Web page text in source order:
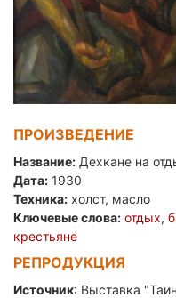
ПРОИЗВЕДЕНИЕ
Название: Дехкане на
Дата: 1930
Техника: холст, масло
Ключевые слова: отдых,
крестьяне
РЕПРОДУКЦИЯ
Источник: Выставка